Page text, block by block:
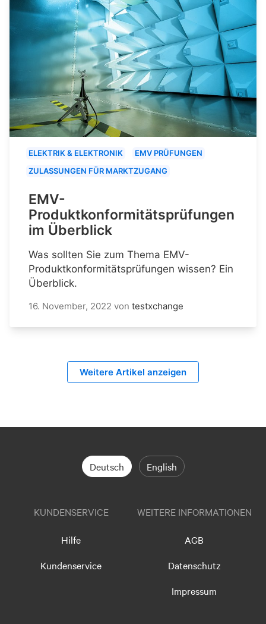
ELEKTRIK & ELEKTRONIK
EMV PRÜFUNGEN
ZULASSUNGEN FÜR MARKTZUGANG
EMV-
Produktkonformitätsprüfungen
im Überblick
Was sollten Sie zum Thema EMV-
Produktkonformitätsprüfungen wissen? Ein
Überblick.
16. November, 2022 von testxchange
Weitere Artikel anzeigen
Deutsch English
KUNDENSERVICE
Hilfe
Kundenservice
WEITERE INFORMATIONEN
AGB
Datenschutz
Impressum